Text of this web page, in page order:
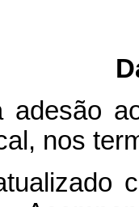
nos